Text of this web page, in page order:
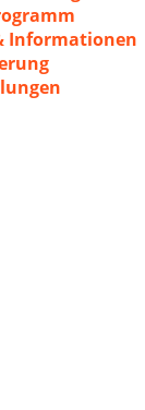
Informationen